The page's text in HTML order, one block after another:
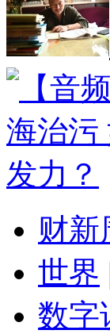
财新
世界
数字